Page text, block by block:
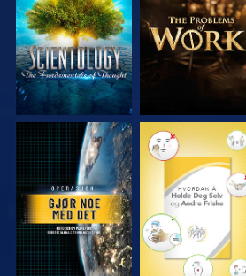
SE SE